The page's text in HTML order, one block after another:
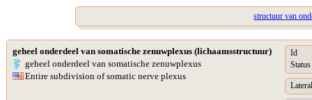
structuur van
geheel onderdeel van somatische zenuwplexus (lichaamsstructuur)
geheel onderdeel van somatische zenuwplexus
Entire subdivision of somatic nerve plexus
Id
Status